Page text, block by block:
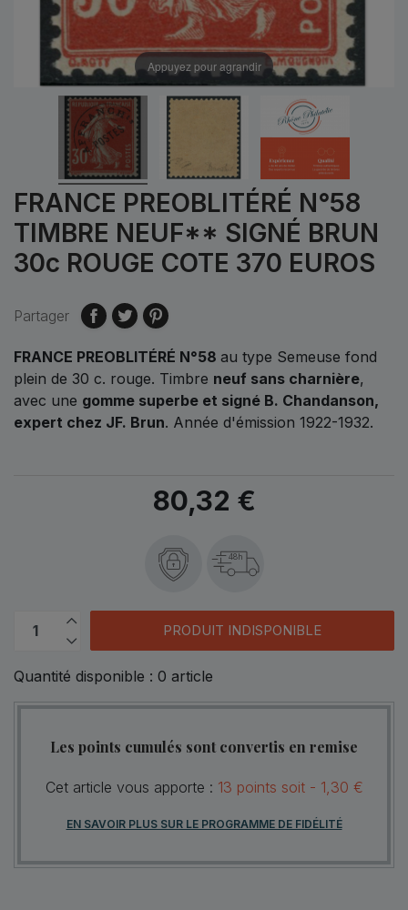
Appuyez pour agrandir
FRANCE PREOBLITÉRÉ N°58
TIMBRE NEUF** SIGNÉ BRUN
30c ROUGE COTE 370 EUROS
Partager
FRANCE PREOBLITÉRÉ N°58 au type Semeuse fond
plein de 30 c. rouge. Timbre neuf sans charnière,
avec une gomme superbe et signé B. Chandanson,
expert chez JF. Brun. Année d'émission 1922-1932.
80,32 €
48h
PRODUIT INDISPONIBLE
Quantité disponible : 0 article
Les points cumulés sont convertis en remise
Cet article vous apporte : 13 points soit - 1,30 €
EN SAVOIR PLUS SUR LE PROGRAMME DE FIDÉLITÉ